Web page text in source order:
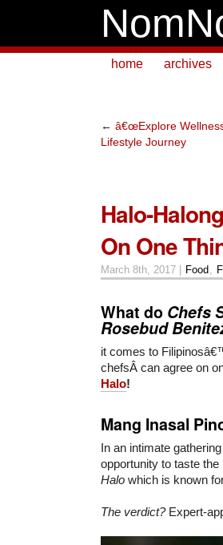
home archives
← â€œExplore
Lifestyle Journey
Halo-
On One
March 8th, 2017 | Food
What do Chefs
Rosebud
it comes to
chefsÂ can agree on
Halo!
Mang Inasal
In an intimate
opportunity to taste
Halo which is known
The verdict?Expert-